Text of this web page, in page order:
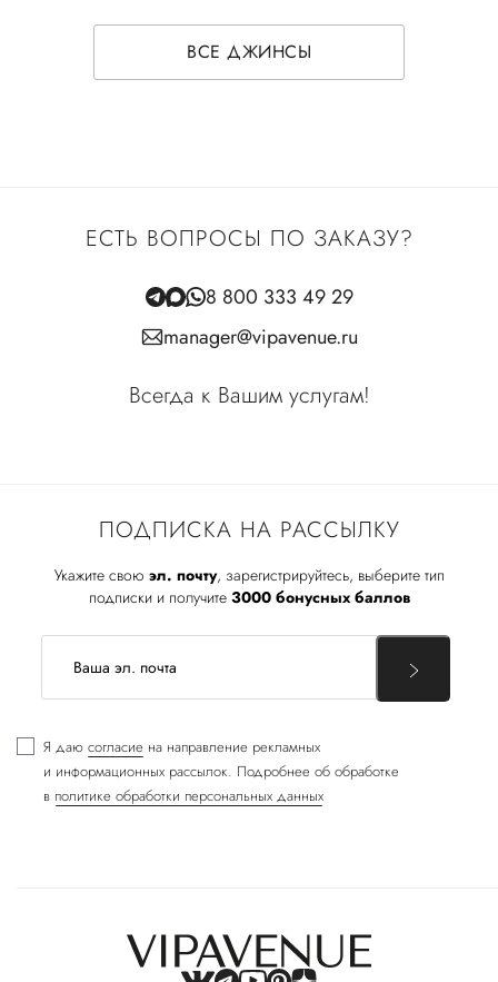
ВСЕ ДЖИНСЫ
ПОДПИСКА НА РАССЫЛКУ
Укажите свою эл. почту, зарегистрируйтесь, выберите тип
подписки и получите 3000 бонусных баллов
Я даю согласие на направление рекламных
и информационных рассылок. Подробнее об обработке
в политике обработки персональных данных
ЕСТЬ ВОПРОСЫ ПО ЗАКАЗУ?
8 800 333 49 29
manager@vipavenue.ru
Всегда к Вашим услугам!